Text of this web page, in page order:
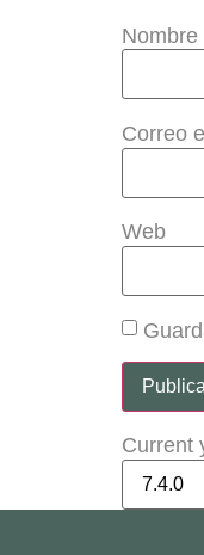
Nombre
Correo
Web
Current